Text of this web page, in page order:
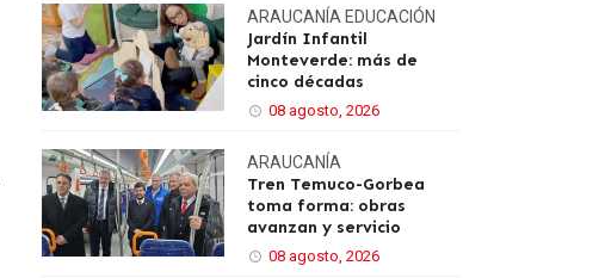
ARAUCANÍA EDUCACIÓN
Jardín Infantil
Monteverde: más de
cinco décadas
08 agosto, 2026
ARAUCANÍA
Tren Temuco-Gorbea
toma forma: obras
avanzan y servicio
08 agosto, 2026